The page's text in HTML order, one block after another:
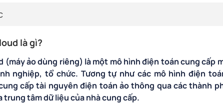
là gì?
(máy ảo dùng riêng) là một mô hình điện toán cung cấp
nghiệp, tổ chức. Tương tự như các mô hình điện
cấp tài nguyên điện toán ảo thông qua các thành
trung tâm dữ liệu của nhà cung cấp.